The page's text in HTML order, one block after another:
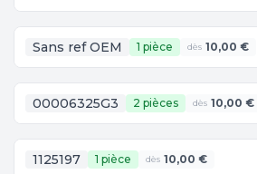
Sans ref OEM 1 pièce dès 10,00 €
00006325G3 2 pièces dès 10,00 €
1125197 1 pièce dès 10,00 €